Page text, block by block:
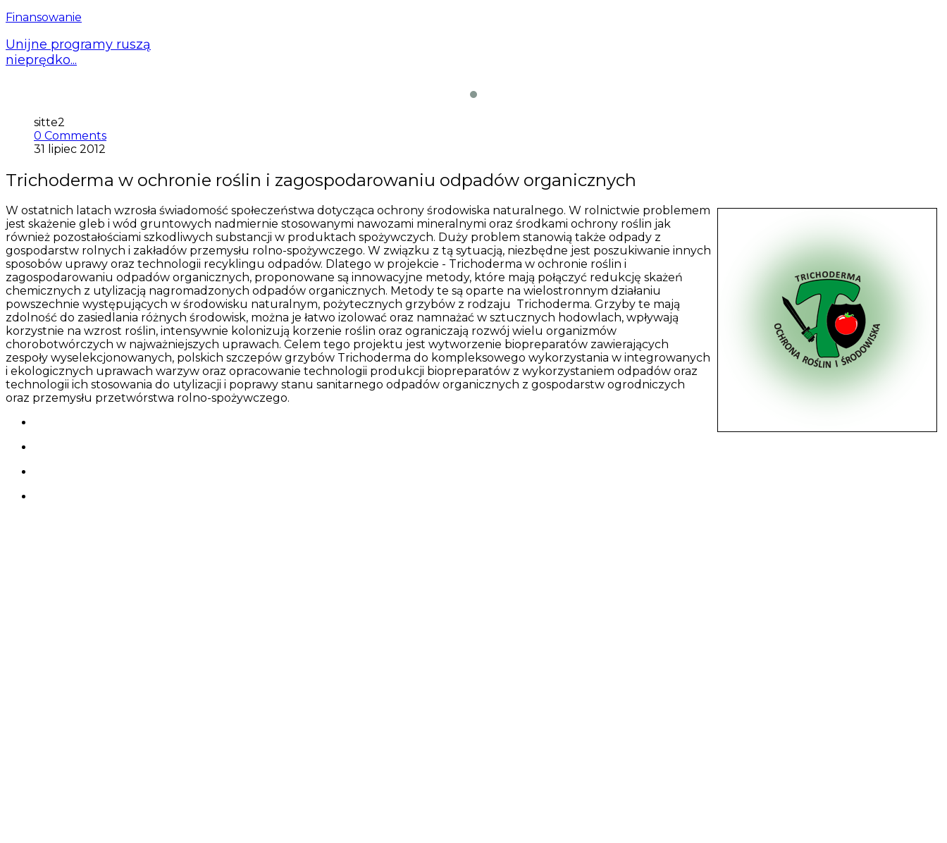
Finansowanie
Unijne programy ruszą
nieprędko...
sitte2
0 Comments
31 lipiec 2012
Trichoderma w ochronie roślin i zagospodarowaniu odpadów organicznych
W ostatnich latach wzrosła świadomość społeczeństwa dotycząca ochrony środowiska naturalnego. W rolnictwie problemem
jest skażenie gleb i wód gruntowych nadmiernie stosowanymi nawozami mineralnymi oraz środkami ochrony roślin jak
również pozostałościami szkodliwych substancji w produktach spożywczych. Duży problem stanowią także odpady z
gospodarstw rolnych i zakładów przemysłu rolno-spożywczego. W związku z tą sytuacją, niezbędne jest poszukiwanie innych
sposobów uprawy oraz technologii recyklingu odpadów. Dlatego w projekcie - Trichoderma w ochronie roślin i
zagospodarowaniu odpadów organicznych, proponowane są innowacyjne metody, które mają połączyć redukcję skażeń
chemicznych z utylizacją nagromadzonych odpadów organicznych. Metody te są oparte na wielostronnym działaniu
powszechnie występujących w środowisku naturalnym, pożytecznych grzybów z rodzaju Trichoderma. Grzyby te mają
zdolność do zasiedlania różnych środowisk, można je łatwo izolować oraz namnażać w sztucznych hodowlach, wpływają
korzystnie na wzrost roślin, intensywnie kolonizują korzenie roślin oraz ograniczają rozwój wielu organizmów
chorobotwórczych w najważniejszych uprawach. Celem tego projektu jest wytworzenie biopreparatów zawierających
zespoły wyselekcjonowanych, polskich szczepów grzybów Trichoderma do kompleksowego wykorzystania w integrowanych
i ekologicznych uprawach warzyw oraz opracowanie technologii produkcji biopreparatów z wykorzystaniem odpadów oraz
technologii ich stosowania do utylizacji i poprawy stanu sanitarnego odpadów organicznych z gospodarstw ogrodniczych
oraz przemysłu przetwórstwa rolno-spożywczego.